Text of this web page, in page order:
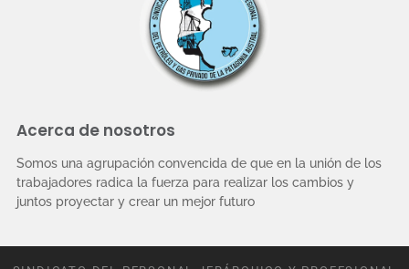
Acerca de nosotros
Somos una agrupación convencida de que en la unión de los
trabajadores radica la fuerza para realizar los cambios y
juntos proyectar y crear un mejor futuro